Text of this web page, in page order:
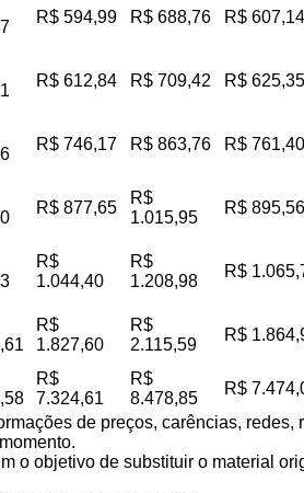
R$ 594,99 R$ 688,76 R$ 607,14
R$ 612,84 R$ 709,42 R$ 625,35
R$ 746,17 R$ 863,76 R$ 761,40
R$ 877,65
R$
1.015,95
R$ 895,56
R$
1.044,40
R$
1.208,98
R$
R$
1.827,60
R$
2.115,59
R$
R$
7.324,61
R$
8.478,85
R$
de preços, carências,
o objetivo de substituir o material